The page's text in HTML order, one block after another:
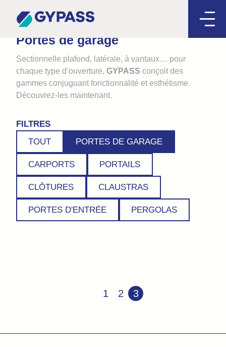
Portes de garage
Sectionnelle plafond, latérale, à vantaux… pour
chaque type d’ouverture, GYPASS conçoit des
gammes conjuguant fonctionnalité et esthétisme.
Découvrez-les maintenant.
FILTRES
TOUT
PORTES DE GARAGE
CARPORTS PORTAILS
CLÔTURES CLAUSTRAS
PORTES D'ENTRÉE PERGOLAS
1 2 3